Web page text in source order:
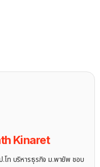
Kinaret
โท บริหารธุรกิจ ม.พายัพ ชอบ